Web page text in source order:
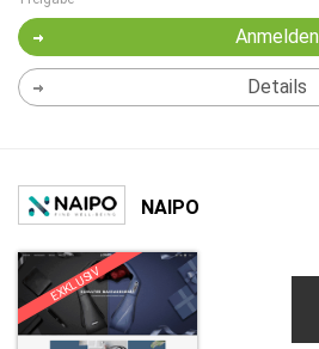
Anmelden
Details
NAIPO
EXKLUSIV